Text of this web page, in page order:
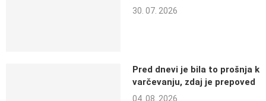
30. 07. 2026
Pred dnevi je bila to prošnja k
varčevanju, zdaj je prepoved
04. 08. 2026